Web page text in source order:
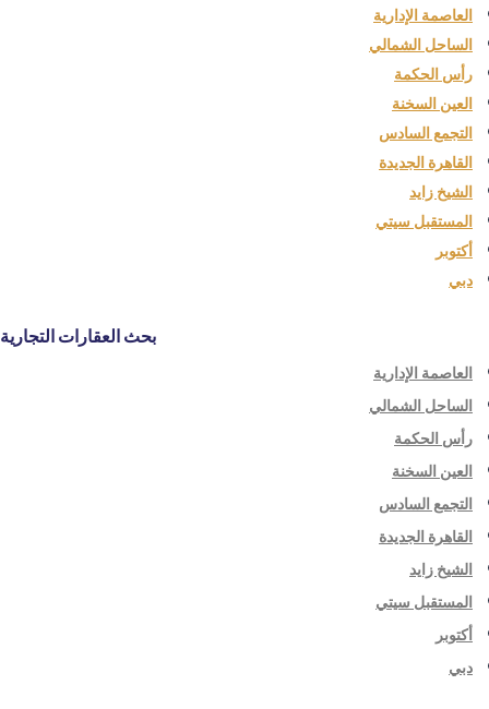
العاصمة الإدارية
الساحل الشمالي
رأس الحكمة
العين السخنة
التجمع السادس
القاهرة الجديدة
الشيخ زايد
المستقبل سيتي
أكتوبر
دبي
بحث العقارات التجارية
العاصمة الإدارية
الساحل الشمالي
رأس الحكمة
العين السخنة
التجمع السادس
القاهرة الجديدة
الشيخ زايد
المستقبل سيتي
أكتوبر
دبي